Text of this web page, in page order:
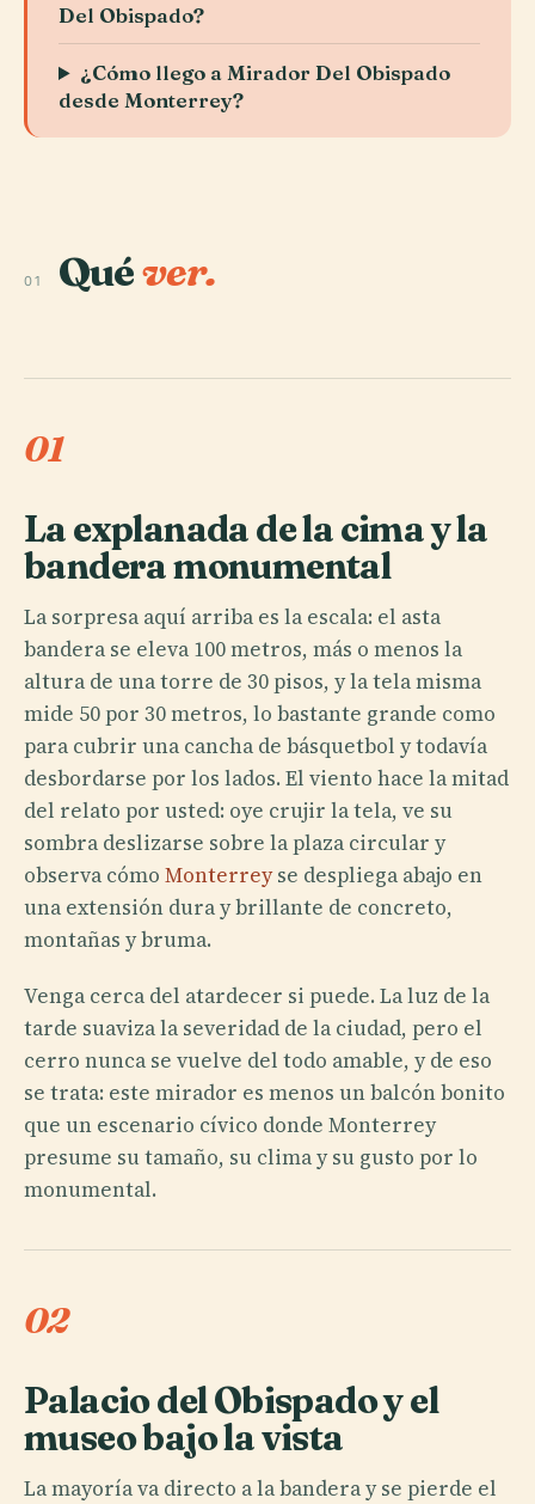
Del Obispado?
¿Cómo llego a Mirador Del Obispado
desde Monterrey?
01 Quéver.
01
La explanada de la cima y la
bandera monumental
La sorpresa aquí arriba es la escala: el asta
bandera se eleva 100 metros, más o menos la
altura de una torre de 30 pisos, y la tela misma
mide 50 por 30 metros, lo bastante grande como
para cubrir una cancha de básquetbol y todavía
desbordarse por los lados. El viento hace la mitad
del relato por usted: oye crujir la tela, ve su
sombra deslizarse sobre la plaza circular y
observa cómo Monterreyse despliega abajo en
una extensión dura y brillante de concreto,
montañas y bruma.
Venga cerca del atardecer si puede. La luz de la
tarde suaviza la severidad de la ciudad, pero el
cerro nunca se vuelve del todo amable, y de eso
se trata: este mirador es menos un balcón bonito
que un escenario cívico donde Monterrey
presume su tamaño, su clima y su gusto por lo
monumental.
02
Palacio del Obispado y el
museo bajo la vista
La mayoría va directo a la bandera y se pierde el